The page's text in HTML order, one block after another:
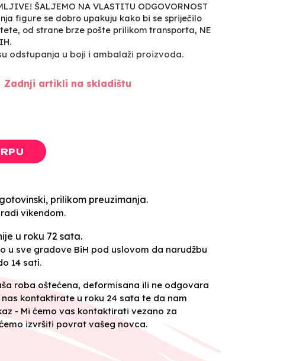
ŠALJEMO NA VLASTITU ODGOVORNOST
figure se dobro upakuju kako bi se spriječilo
od strane brze pošte prilikom transporta, NE
odstupanja u boji i ambalaži proizvoda.
Zadnji artikli na skladištu
prilikom preuzimanja.
vikendom.
u roku 72 sata.
u sve gradove BiH pod uslovom da narudžbu
14 sati.
roba oštećena, deformisana ili ne odgovara
kontaktirate u roku 24 sata te da nam
- Mi ćemo vas kontaktirati vezano za
izvršiti povrat vašeg novca.